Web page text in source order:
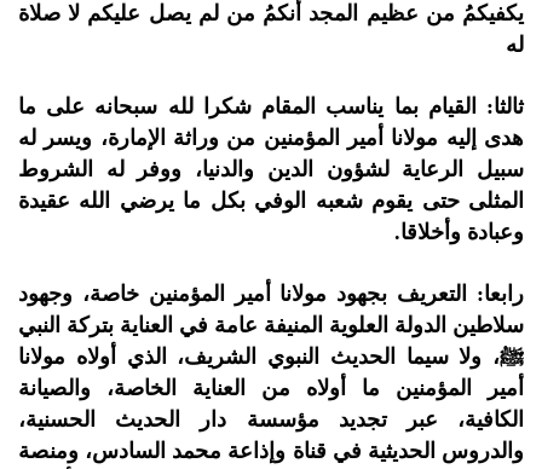
يكفيكمُ من عظيم المجد أنكمُ من لم يصل عليكم لا صلاة
له
ثالثا: القيام بما يناسب المقام شكرا لله سبحانه على ما
هدى إليه مولانا أمير المؤمنين من وراثة الإمارة، ويسر له
سبيل الرعاية لشؤون الدين والدنيا، ووفر له الشروط
المثلى حتى يقوم شعبه الوفي بكل ما يرضي الله عقيدة
وعبادة وأخلاقا.
رابعا: التعريف بجهود مولانا أمير المؤمنين خاصة، وجهود
سلاطين الدولة العلوية المنيفة عامة في العناية بتركة النبي
ﷺ، ولا سيما الحديث النبوي الشريف، الذي أولاه مولانا
أمير المؤمنين ما أولاه من العناية الخاصة، والصيانة
الكافية، عبر تجديد مؤسسة دار الحديث الحسنية،
والدروس الحديثية في قناة وإذاعة محمد السادس، ومنصة